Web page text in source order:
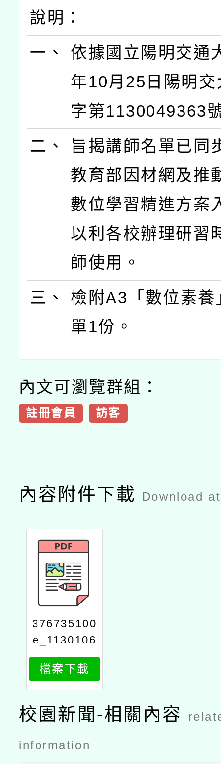
說明：
一、
依據國立陽明交通
年10月25日陽明交
字第1130049363
二、
旨揭講師名單已同
教育部因材網及推
數位學習精進方案
以利各校辦理研習
師使用。
三、
檢附A3「數位素養
單1份。
內文可瀏覽群組：
註冊會員 訪客
內容附件下載 Download
376735100
e_1130106
585_attach
1
檔案下載
校園新聞-相關內容
information